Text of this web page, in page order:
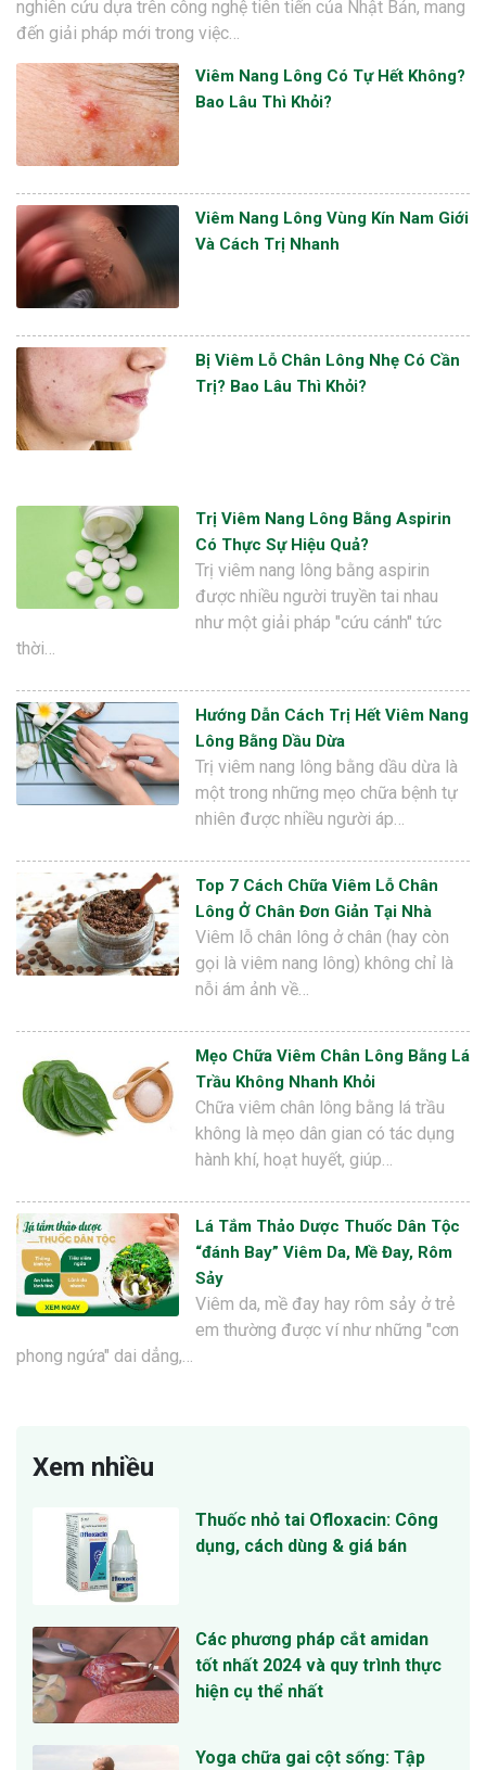
nghiên cứu dựa trên công nghệ tiên tiến của Nhật Bản, mang
đến giải pháp mới trong việc…
Viêm Nang Lông Có Tự Hết Không?
Bao Lâu Thì Khỏi?
Viêm Nang Lông Vùng Kín Nam Giới
Và Cách Trị Nhanh
Bị Viêm Lỗ Chân Lông Nhẹ Có Cần
Trị? Bao Lâu Thì Khỏi?
Trị Viêm Nang Lông Bằng Aspirin
Có Thực Sự Hiệu Quả?
Trị viêm nang lông bằng aspirin
được nhiều người truyền tai nhau
như một giải pháp "cứu cánh" tức
thời…
Hướng Dẫn Cách Trị Hết Viêm Nang
Lông Bằng Dầu Dừa
Trị viêm nang lông bằng dầu dừa là
một trong những mẹo chữa bệnh tự
nhiên được nhiều người áp…
Top 7 Cách Chữa Viêm Lỗ Chân
Lông Ở Chân Đơn Giản Tại Nhà
Viêm lỗ chân lông ở chân (hay còn
gọi là viêm nang lông) không chỉ là
nỗi ám ảnh về…
Mẹo Chữa Viêm Chân Lông Bằng Lá
Trầu Không Nhanh Khỏi
Chữa viêm chân lông bằng lá trầu
không là mẹo dân gian có tác dụng
hành khí, hoạt huyết, giúp…
Lá Tắm Thảo Dược Thuốc Dân Tộc
“đánh Bay” Viêm Da, Mề Đay, Rôm
Sảy
Viêm da, mề đay hay rôm sảy ở trẻ
em thường được ví như những "cơn
phong ngứa" dai dẳng,…
Xem nhiều
Thuốc nhỏ tai Ofloxacin: Công
dụng, cách dùng & giá bán
Các phương pháp cắt amidan
tốt nhất 2024 và quy trình thực
hiện cụ thể nhất
Yoga chữa gai cột sống: Tập